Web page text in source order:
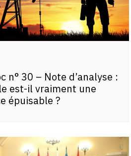
n° 30 – Note d’analyse :
est-il vraiment une
épuisable ?